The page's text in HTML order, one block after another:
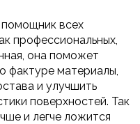
всех
профессиональных,
она поможет
фактуре материалы,
и улучшить
поверхностей. Так
и легче ложится